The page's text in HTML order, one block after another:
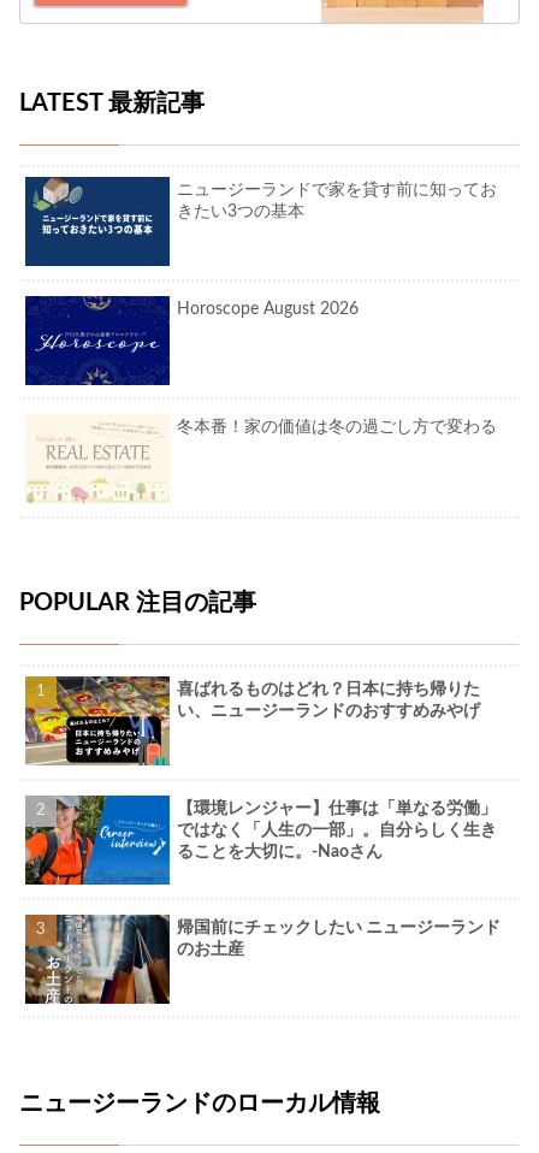
LATEST 最新記事
ニュージーランドで家を貸す前に知ってお
きたい3つの基本
Horoscope August 2026
冬本番！家の価値は冬の過ごし方で変わる
POPULAR 注目の記事
喜ばれるものはどれ？日本に持ち帰りた
い、ニュージーランドのおすすめみやげ
【環境レンジャー】仕事は「単なる労働」
ではなく「人生の一部」。自分らしく生き
ることを大切に。-Naoさん
帰国前にチェックしたい ニュージーランド
のお土産
ニュージーランドのローカル情報